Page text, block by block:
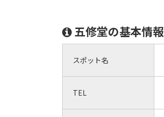
五修堂の基本情報
スポット名
TEL